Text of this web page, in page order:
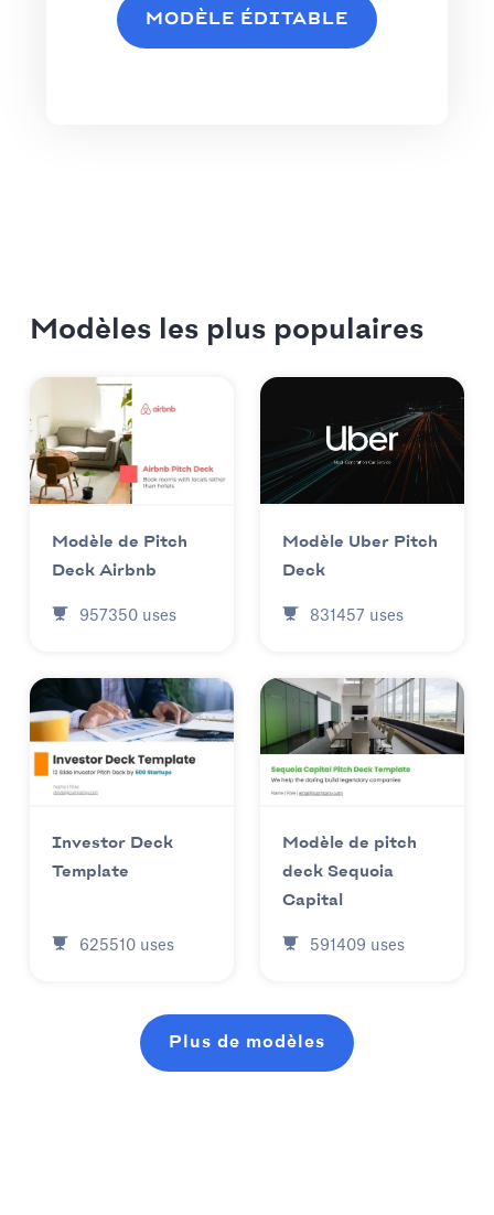
MODÈLE ÉDITABLE
Modèles les plus populaires
Modèle de Pitch
Deck Airbnb
957350 uses
Modèle Uber Pitch
Deck
831457 uses
Investor Deck
Template
625510 uses
Modèle de pitch
deck Sequoia
Capital
591409 uses
Plus de modèles